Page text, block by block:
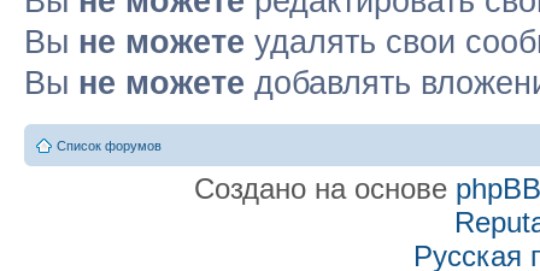
Вы не можете удалять свои
Вы не можете добавлять
Список форумов
Создано на основе phpBB
Русская